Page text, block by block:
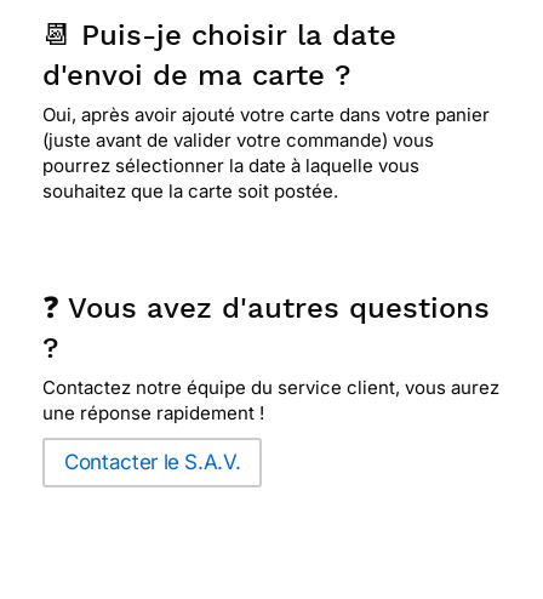
📆 Puis-je choisir la date
d'envoi de ma carte ?
Oui, après avoir ajouté votre carte dans votre panier
(juste avant de valider votre commande) vous
pourrez sélectionner la date à laquelle vous
souhaitez que la carte soit postée.
❓ Vous avez d'autres questions
?
Contactez notre équipe du service client, vous aurez
une réponse rapidement !
Contacter le S.A.V.